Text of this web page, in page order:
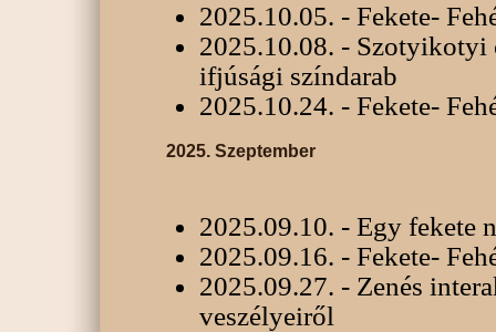
2025.10.05. - Fekete-
2025.10.08. - Szotyikotyi
ifjúsági színdarab
2025.10.24. - Fekete-
2025. Szeptember
2025.09.10. - Egy fekete
2025.09.16. - Fekete-
2025.09.27. - Zenés
veszélyeiről